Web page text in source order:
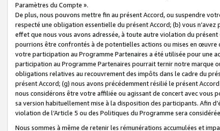
Paramètres du Compte ».
De plus, nous pouvons mettre fin au présent Accord, ou suspendre
respecté une obligation essentielle du présent Accord; (b) vous
effet que nous vous avons adressée, à toute autre violation du
pourrions être confrontés à de potentielles actions ou mises en
votre participation au Programme Partenaires a été utilisée pour une
participation au Programme Partenaires pourrait ternir notre marque
obligations relatives au recouvrement des impôts dans le cadre du
présent Accord; (g) nous avons précédemment résilié le présent
nous considérons être votre affiliée ou agissant de concert avec vous
sa version habituellement mise à la disposition des participants. Afin
violation de l’Article 5 ou des Politiques du Programme sera
Nous sommes à même de retenir les rémunérations accumulées et